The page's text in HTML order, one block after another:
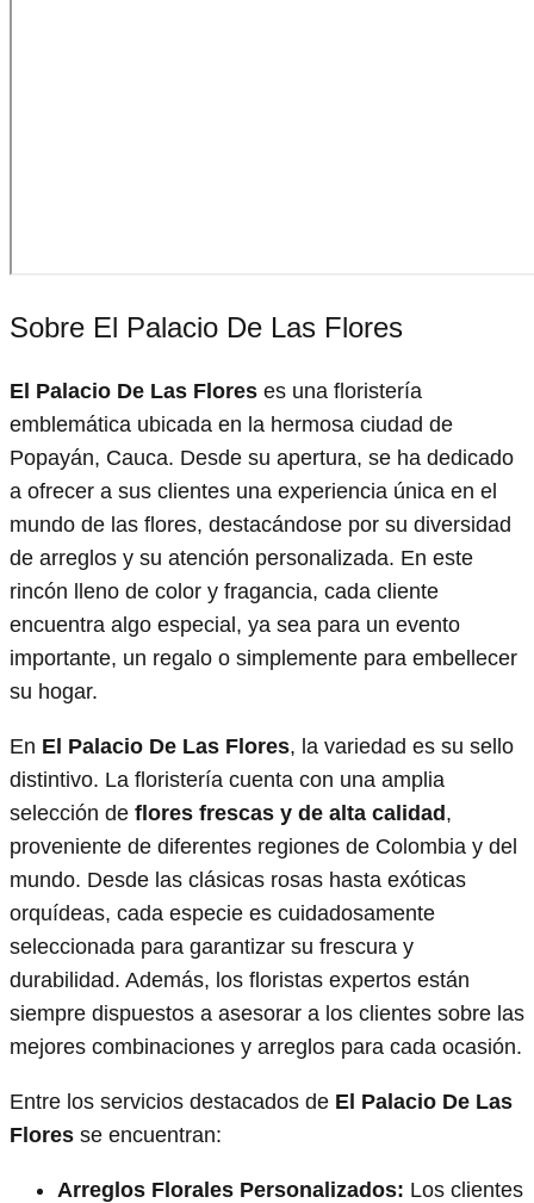
Sobre El Palacio De Las Flores
El Palacio De Las Flores es una floristería
emblemática ubicada en la hermosa ciudad de
Popayán, Cauca. Desde su apertura, se ha dedicado
a ofrecer a sus clientes una experiencia única en el
mundo de las flores, destacándose por su diversidad
de arreglos y su atención personalizada. En este
rincón lleno de color y fragancia, cada cliente
encuentra algo especial, ya sea para un evento
importante, un regalo o simplemente para embellecer
su hogar.
En El Palacio De Las Flores, la variedad es su sello
distintivo. La floristería cuenta con una amplia
selección de flores frescas y de alta calidad,
proveniente de diferentes regiones de Colombia y del
mundo. Desde las clásicas rosas hasta exóticas
orquídeas, cada especie es cuidadosamente
seleccionada para garantizar su frescura y
durabilidad. Además, los floristas expertos están
siempre dispuestos a asesorar a los clientes sobre las
mejores combinaciones y arreglos para cada ocasión.
Entre los servicios destacados de El Palacio De Las
Flores se encuentran:
Arreglos Florales Personalizados: Los clientes